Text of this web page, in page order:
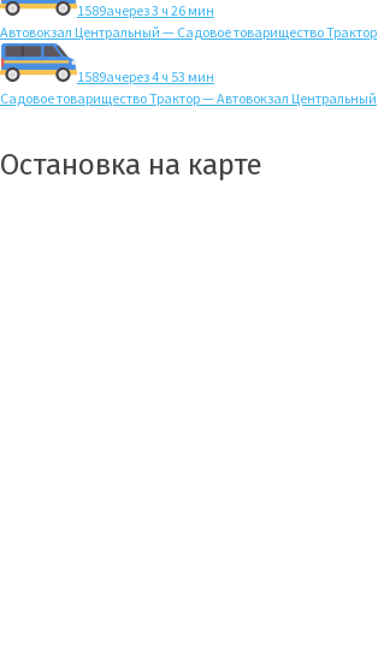
1589ачерез 3 ч 26 мин
Автовокзал Центральный — Садовое товарищество Трактор
1589ачерез 4 ч 53 мин
Садовое товарищество Трактор — Автовокзал Центральный
Остановка на карте